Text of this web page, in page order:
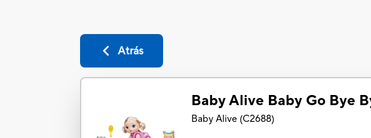
Atrás
Baby Alive Baby Go Bye
Baby Alive (C2688)